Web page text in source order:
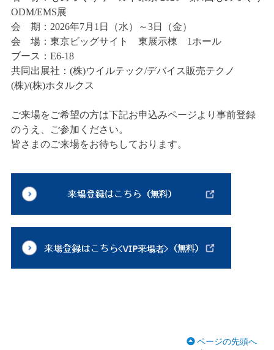
ODM/EMS展
会 期：2026年7月1日（水）～3日（金）
会 場：東京ビッグサイト 東展示棟 1ホール
ブース：E6-18
共同出展社：(株)ウイルテック/デバイス販売テクノ
(株)/(株)ホタルクス
ご来場をご希望の方は下記お申込みページより事前登録
のうえ、ご参加ください。
皆さまのご来場をお待ちしております。
ページの先頭へ